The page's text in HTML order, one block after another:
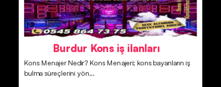
Burdur Kons iş ilanları
Kons Menajer Nedir? Kons Menajeri; kons bayanların iş
bulma süreçlerini yön...